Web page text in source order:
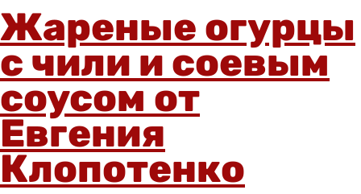
Жареные огурцы
с чили и соевым
соусом от
Евгения
Клопотенко